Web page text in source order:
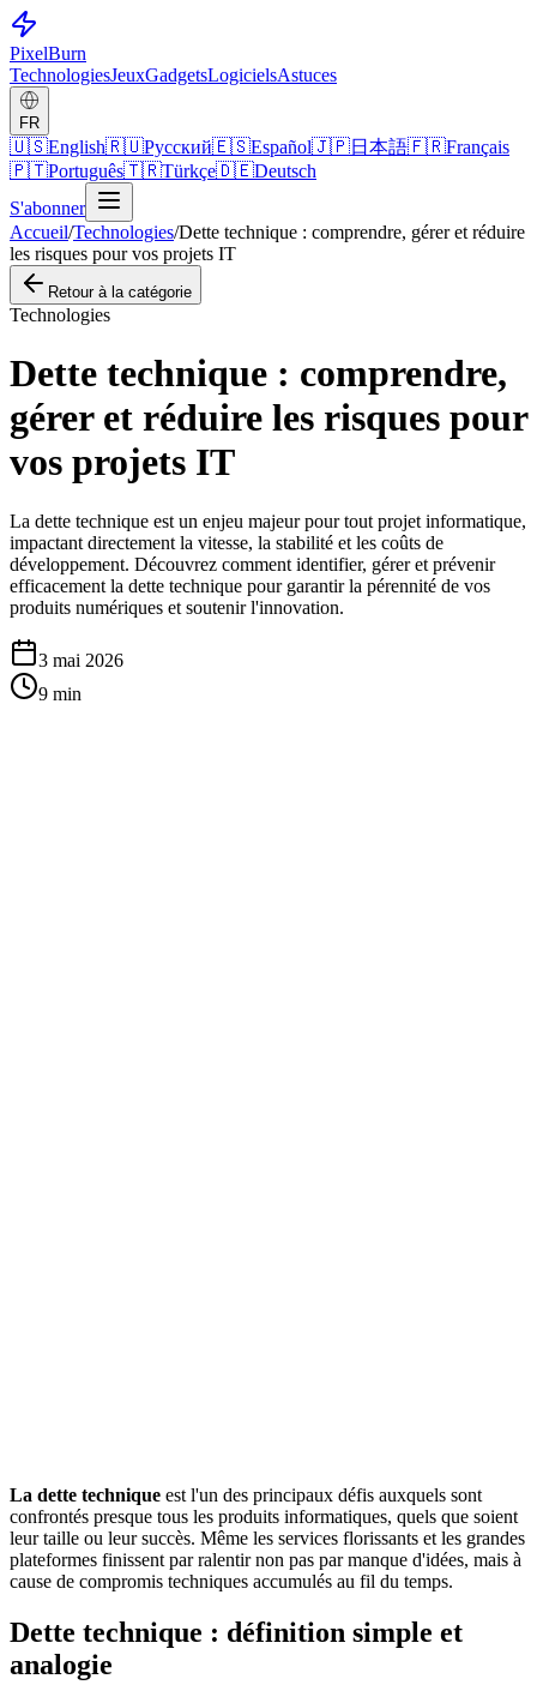
PixelBurn
TechnologiesJeuxGadgetsLogicielsAstuces
FR
🇺🇸English🇷🇺Русский🇪🇸Español🇯🇵日本語🇫🇷Français
🇵🇹Português🇹🇷Türkçe🇩🇪Deutsch
S'abonner
Accueil/Technologies/Dette technique : comprendre, gérer et réduire
les risques pour vos projets IT
Retour à la catégorie
Technologies
Dette technique : comprendre,
gérer et réduire les risques pour
vos projets IT
La dette technique est un enjeu majeur pour tout projet informatique,
impactant directement la vitesse, la stabilité et les coûts de
développement. Découvrez comment identifier, gérer et prévenir
efficacement la dette technique pour garantir la pérennité de vos
produits numériques et soutenir l'innovation.
3 mai 2026
9 min
La dette technique est l'un des principaux défis auxquels sont
confrontés presque tous les produits informatiques, quels que soient
leur taille ou leur succès. Même les services florissants et les grandes
plateformes finissent par ralentir non pas par manque d'idées, mais à
cause de compromis techniques accumulés au fil du temps.
Dette technique : définition simple et
analogie